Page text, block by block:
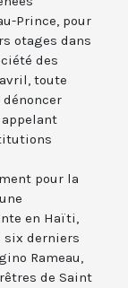
Prince, pour
otages dans
des
toute
pour la
en Haïti,
derniers
Rameau,
de Saint